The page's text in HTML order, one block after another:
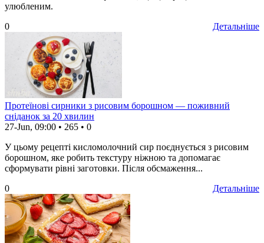
улюбленим.
Детальніше
0
Протеїнові сирники з рисовим борошном — поживний
сніданок за 20 хвилин
27-Jun, 09:00 • 265 • 0
У цьому рецепті кисломолочний сир поєднується з рисовим
борошном, яке робить текстуру ніжною та допомагає
сформувати рівні заготовки. Після обсмаження...
Детальніше
0